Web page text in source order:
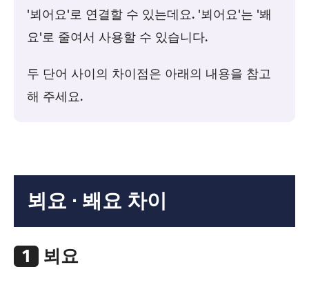
'뵈어요'로 연결할 수 있는데요. '뵈어요'는 '봬
요'로 줄여서 사용할 수 있습니다.
두 단어 사이의 차이점은 아래의 내용을 참고
해 주세요.
뵈요 ∙ 봬요 차이
1 뵈요